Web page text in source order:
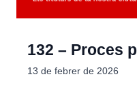
132 – Proces
13 de febrer de 2026